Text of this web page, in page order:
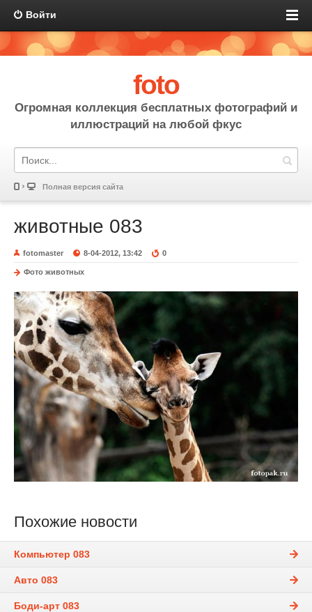
Войти
foto
Огромная коллекция бесплатных фотографий и
иллюстраций на любой фкус
Полная версия сайта
животные 083
fotomaster 8-04-2012, 13:42 0
Фото животных
Похожие новости
Компьютер 083
Авто 083
Боди-арт 083